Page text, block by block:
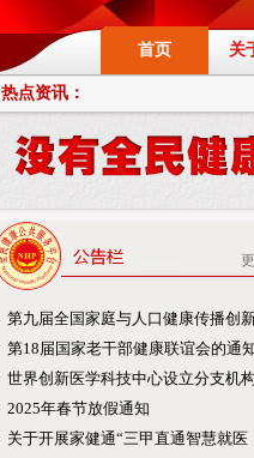
首页 关
热点资讯：
第九届全国家庭与人口健康传播创
第18届国家老干部健康联谊会的通
世界创新医学科技中心设立分支机构
2025年春节放假通知
关于开展家健通“三甲直通智慧就医